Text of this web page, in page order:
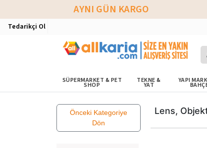
AYNI GÜN KARGO
Tedarikçi Ol
SÜPERMARKET & PET
SHOP
TEKNE &
YAT
YAPI
Önceki Kategoriye
Dön
Lens,